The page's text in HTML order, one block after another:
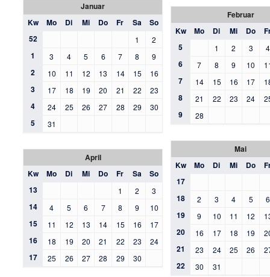
Januar
Kw
Mo Di Mi Do Fr Sa
So
52
1 2
1 3 4 5 6 7 8 9
2 10 11 12 13 14 15 16
3 17 18 19 20 21 22 23
4 24 25 26 27 28 29 30
5 31
Februar
Kw
Mo Di Mi Do
5
1 2 3 4
6 7 8 9 10
7 14 15 16 17
8 21 22 23 24
9 28
April
Kw
Mo Di Mi Do Fr Sa
So
13
1 2 3
14 4 5 6 7 8 9 10
15 11 12 13 14 15 16 17
16 18 19 20 21 22 23 24
17 25 26 27 28 29 30
Mai
Kw
Mo Di Mi Do
17
18
2 3 4 5 6
19 9 10 11 12
20 16 17 18 19
21 23 24 25 26
22 30 31